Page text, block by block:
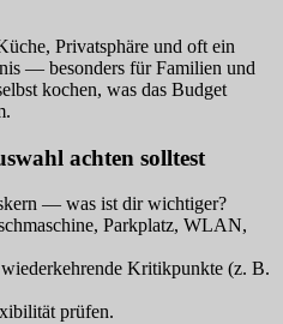
Privatsphäre und oft ein
— besonders für Familien und
kochen, was das Budget
achten solltest
— was ist dir wichtiger?
Parkplatz, WLAN,
Kritikpunkte (z. B.
prüfen.